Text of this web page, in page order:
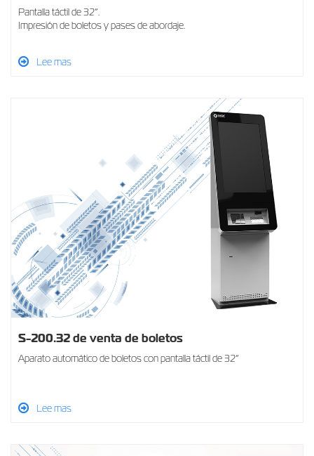
Pantalla táctil de 32”.
Impresión de boletos y pases de abordaje.
Lee mas
S-200.32 de venta de boletos
Aparato automático de boletos con pantalla táctil de 32”
Lee mas